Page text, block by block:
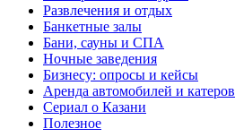
Развлечения и отдых
Банкетные залы
Бани, сауны и СПА
Ночные заведения
Бизнесу: опросы и кейсы
Аренда автомобилей и катеров
Сериал о Казани
Полезное